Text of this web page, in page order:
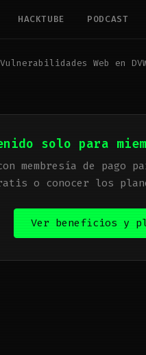
HACKTUBE PODCAST
Web en
solo para
membresía de
o conocer los
Ver beneficios y